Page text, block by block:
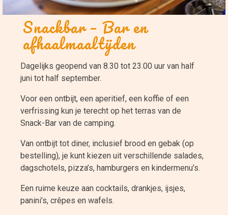
Snackbar – Bar en
afhaalmaaltijden
Dagelijks geopend van 8.30 tot 23.00 uur van half
juni tot half september.
Voor een ontbijt, een aperitief, een koffie of een
verfrissing kun je terecht op het terras van de
Snack-Bar van de camping.
Van ontbijt tot diner, inclusief brood en gebak (op
bestelling), je kunt kiezen uit verschillende salades,
dagschotels, pizza’s, hamburgers en kindermenu’s.
Een ruime keuze aan cocktails, drankjes, ijsjes,
panini’s, crêpes en wafels.